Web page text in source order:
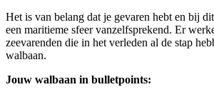
Het is van belang dat je gevaren hebt en bij
een maritieme sfeer vanzelfsprekend. Er
zeevarenden die in het verleden al de stap
walbaan.
Jouw walbaan in bulletpoints: